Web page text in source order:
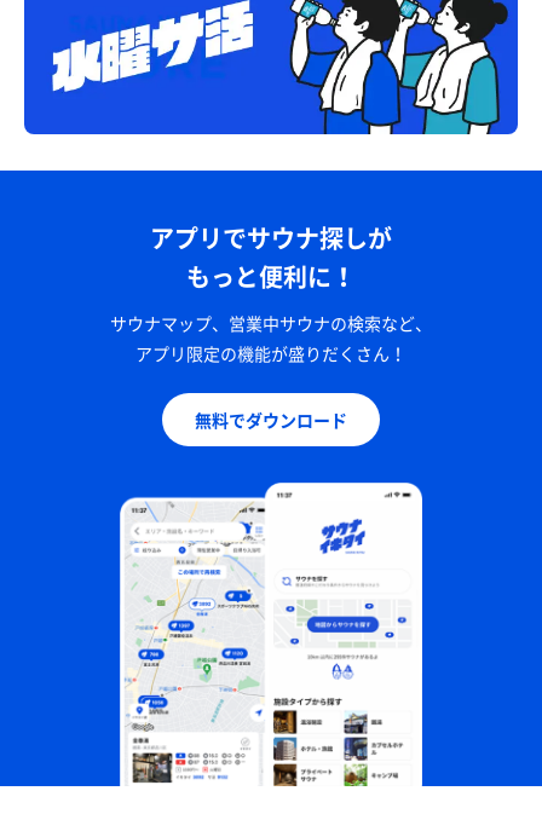
アプリでサウナ探しが
もっと便利に！
サウナマップ、営業中サウナの検索など、
アプリ限定の機能が盛りだくさん！
無料でダウンロード